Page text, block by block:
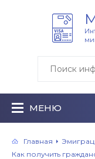
МЕНЮ
Главная
Как получить